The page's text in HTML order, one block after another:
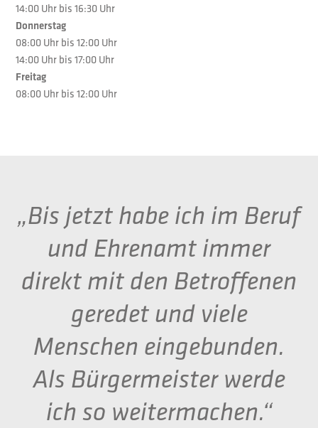
14:00 Uhr bis 16:30 Uhr
Donnerstag
08:00 Uhr bis 12:00 Uhr
14:00 Uhr bis 17:00 Uhr
Freitag
08:00 Uhr bis 12:00 Uhr
„Bis jetzt habe ich im Beruf
und Ehrenamt immer
direkt mit den Betroffenen
geredet und viele
Menschen eingebunden.
Als Bürgermeister werde
ich so weitermachen.“